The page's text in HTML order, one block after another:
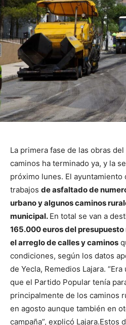
La primera fase de las obras
caminos ha terminado ya, y la
próximo lunes. El ayuntamiento
trabajos de asfaltado de
urbano y algunos caminos
municipal. En total se van a
165.000 euros del
el arreglo de calles y caminos
condiciones, según los datos
de Yecla, Remedios Lajara.
que el Partido Popular tenía
principalmente de los caminos
en agosto aunque también en
campaña”, explicó Lajara.Estos